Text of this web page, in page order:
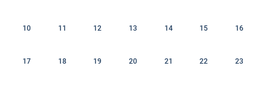
10 11 12 13 14 15 16
17 18 19 20 21 22 23